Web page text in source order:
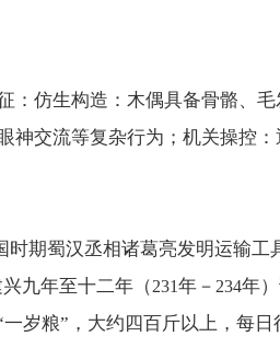
：仿生构造：木偶具备骨骼、
神交流等复杂行为；机关操控
时期蜀汉丞相诸葛亮发明运输工
九年至十二年（231年－ 234年
岁粮”，大约四百斤以上，每日